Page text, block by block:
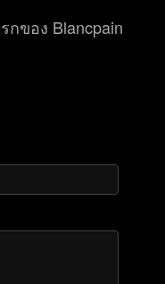
ของ Blancpain